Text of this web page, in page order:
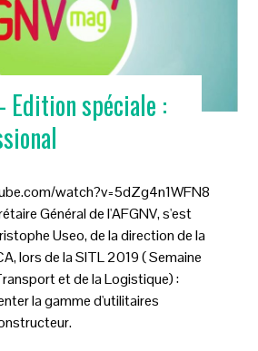
Edition spéciale :
watch?v=5dZg4n1WFN8
Général de l'AFGNV, s'est
Useo, de la direction de la
lors de la SITL 2019 ( Semaine
et de la Logistique) :
la gamme d'utilitaires